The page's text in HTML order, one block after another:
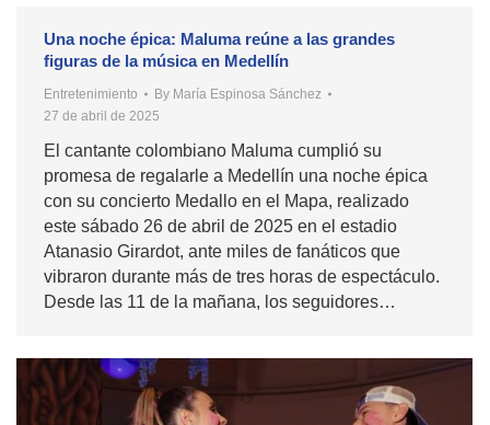
Una noche épica: Maluma reúne a las grandes
figuras de la música en Medellín
Entretenimiento By María Espinosa Sánchez
27 de abril de 2025
El cantante colombiano Maluma cumplió su
promesa de regalarle a Medellín una noche épica
con su concierto Medallo en el Mapa, realizado
este sábado 26 de abril de 2025 en el estadio
Atanasio Girardot, ante miles de fanáticos que
vibraron durante más de tres horas de espectáculo.
Desde las 11 de la mañana, los seguidores…